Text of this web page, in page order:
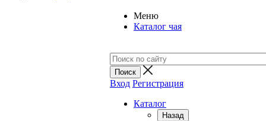
Меню
Каталог чая
Вход Регистрация
Каталог
Назад